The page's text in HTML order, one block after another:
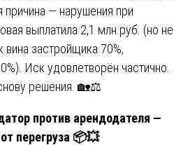
— нарушения при
выплатила 2,1 млн руб. (но не
вина застройщика 70%,
Иск удовлетворён частично.
решения. 🏡⚖️
против арендодателя —
перегруза 📦💥